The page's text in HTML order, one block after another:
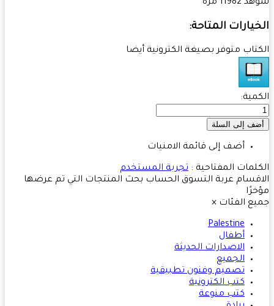
11982 مرة
المتاحة:
متوفر بصيغة الكترونية أيضا
أضف إلى قائمة الامنيات
المفتاحية :تجربة المستخدم
عربة التسوق الحساب بحث المنتجات التي تم عرضها
الفئات ×
Palestine
أطفال
الاصدارات الحديثة
الجميع
تصميم وفنون تطبيقية
كتب الكترونية
كتب منوعة